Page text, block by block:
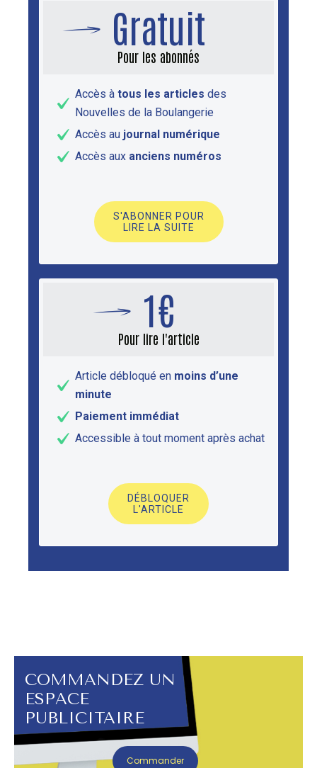
Gratuit
Pour les abonnés
Accès à tous les articles des
Nouvelles de la Boulangerie
Accès au journal numérique
Accès aux anciens numéros
S'ABONNER POUR
LIRE LA SUITE
1€
Pour lire l'article
Article débloqué en moins d’une
minute
Paiement immédiat
Accessible à tout moment après achat
DÉBLOQUER
L'ARTICLE
COMMANDEZ UN
ESPACE
PUBLICITAIRE
Commander